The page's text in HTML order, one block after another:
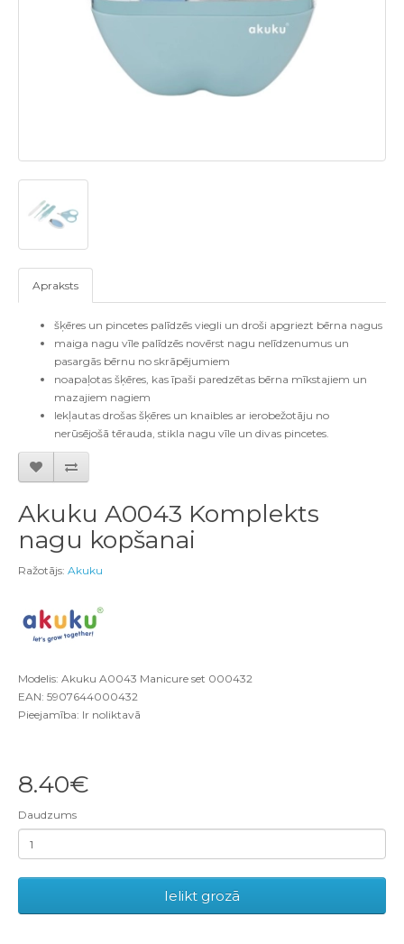
Apraksts
šķēres un pincetes palīdzēs viegli un droši apgriezt bērna nagus
maiga nagu vīle palīdzēs novērst nagu nelīdzenumus un
pasargās bērnu no skrāpējumiem
noapaļotas šķēres, kas īpaši paredzētas bērna mīkstajiem un
mazajiem nagiem
Iekļautas drošas šķēres un knaibles ar ierobežotāju no
nerūsējošā tērauda, stikla nagu vīle un divas pincetes.
Akuku A0043 Komplekts
nagu kopšanai
Ražotājs: Akuku
Modelis: Akuku A0043 Manicure set 000432
EAN: 5907644000432
Pieejamība: Ir noliktavā
8.40€
Daudzums
Ielikt grozā